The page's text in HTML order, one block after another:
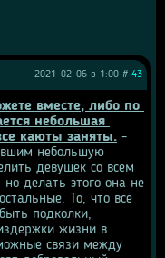
2021-02-06 в 1:00 # 43
вместе, либо по
небольшая
каюты заняты. -
небольшую
девушек со всем
делать этого она не
То, что всё
подколки,
жизни в
связи между